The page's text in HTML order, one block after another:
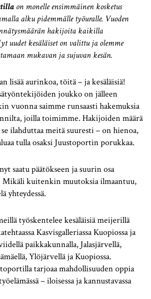
on monelle ensimmäinen kosketus
alku pidemmälle työuralle. Vuoden
hakijoita kaikilla
uudet kesäläiset on valittu ja olemme
mukavan ja sujuvan kesän.
lisää aurinkoa, töitä – ja kesäläisiä!
joukko on jälleen
vuonna saimme runsaasti hakemuksia
joilla toimimme. Hakijoiden määrä
ilahduttaa meitä suuresti – on hienoa,
tulla osaksi Juustoportin porukkaa.
saatu päätökseen ja suurin osa
Mikäli kuitenkin muutoksia ilmaantuu,
yhteydessä.
työskentelee kesäläisiä meijerillä
Kasvisgalleriassa Kuopiossa ja
paikkakunnalla, Jalasjärvellä,
Ylöjärvellä ja Kuopiossa.
tarjoaa mahdollisuuden oppia
– iloisessa ja kannustavassa